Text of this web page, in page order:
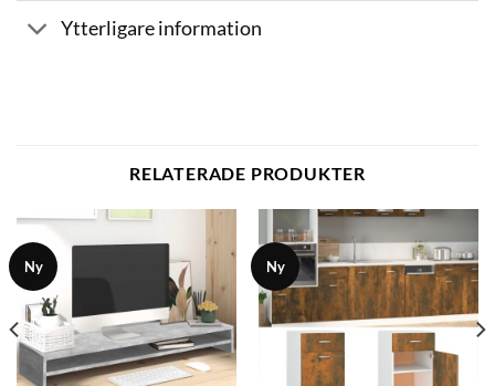
Ytterligare information
RELATERADE PRODUKTER
Ny Ny